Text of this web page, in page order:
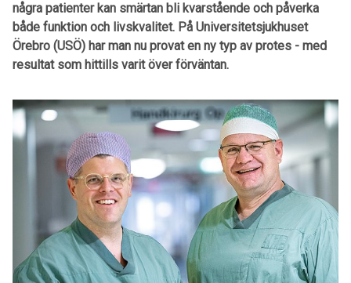
några patienter kan smärtan bli kvarstående och påverka
både funktion och livskvalitet. På Universitetsjukhuset
Örebro (USÖ) har man nu provat en ny typ av protes - med
resultat som hittills varit över förväntan.